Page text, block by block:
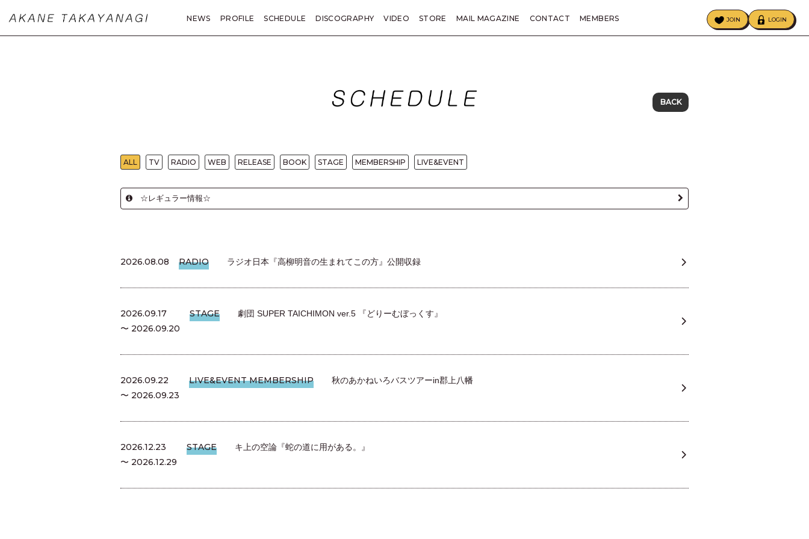
NEWS PROFILE SCHEDULE DISCOGRAPHY VIDEO STORE MAIL MAGAZINE CONTACT MEMBERS JOIN LOGIN
BACK
ALL TV RADIO WEB RELEASE BOOK STAGE MEMBERSHIP LIVE&EVENT
☆レギュラー情報☆
2026.08.08 RADIO ラジオ日本『高柳明音の生まれてこの方』公開収録
2026.09.17
〜 2026.09.20
STAGE 劇団 SUPER TAICHIMON ver.5 『どりーむぼっくす』
2026.09.22
〜 2026.09.23
LIVE&EVENT MEMBERSHIP 秋のあかねいろバスツアーin郡上八幡
2026.12.23
〜 2026.12.29
STAGE キ上の空論『蛇の道に用がある。』